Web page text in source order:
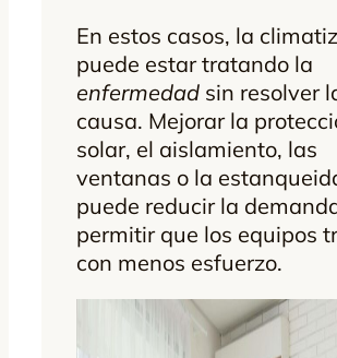
En estos casos, la
puede estar tratando la
enfermedad sin resolver
causa. Mejorar la
solar, el aislamiento, las
ventanas o la
puede reducir la
permitir que los equipos
con menos esfuerzo.